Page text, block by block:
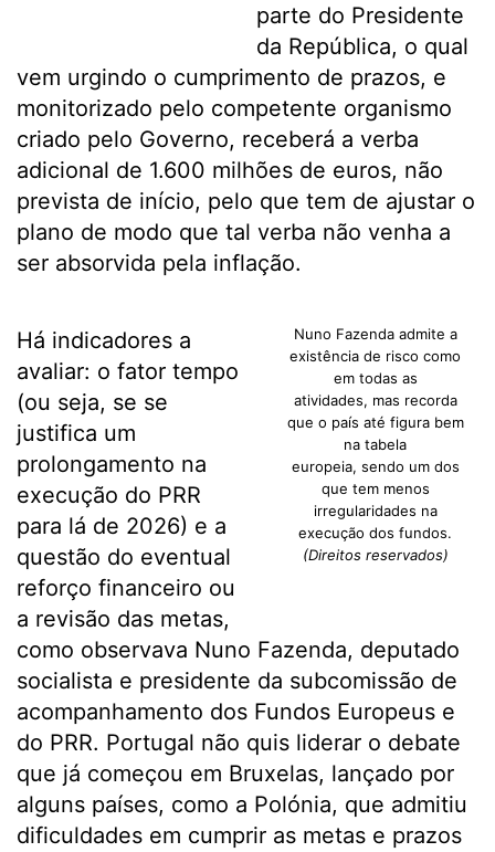
parte do Presidente
da República, o qual
vem urgindo o cumprimento de prazos, e
monitorizado pelo competente organismo
criado pelo Governo, receberá a verba
adicional de 1.600 milhões de euros, não
prevista de início, pelo que tem de ajustar o
plano de modo que tal verba não venha a
ser absorvida pela inflação.
Nuno Fazenda admite a
existência de risco como
em todas as
atividades, mas recorda
que o país até figura bem
na tabela
europeia, sendo um dos
que tem menos
irregularidades na
execução dos fundos.
(Direitos reservados)
Há indicadores a
avaliar: o fator tempo
(ou seja, se se
justifica um
prolongamento na
execução do PRR
para lá de 2026) e a
questão do eventual
reforço financeiro ou
a revisão das metas,
como observava Nuno Fazenda, deputado
socialista e presidente da subcomissão de
acompanhamento dos Fundos Europeus e
do PRR. Portugal não quis liderar o debate
que já começou em Bruxelas, lançado por
alguns países, como a Polónia, que admitiu
dificuldades em cumprir as metas e prazos